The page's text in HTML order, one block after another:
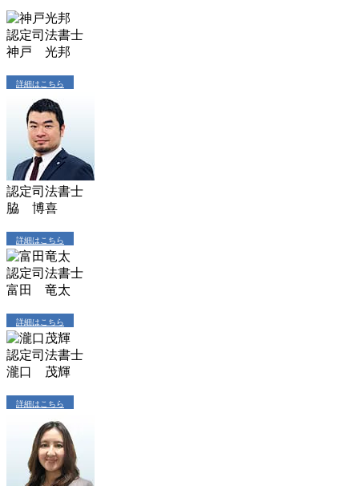
認定司法書士
神戸 光邦
詳細はこちら
認定司法書士
脇 博喜
詳細はこちら
認定司法書士
富田 竜太
詳細はこちら
認定司法書士
瀧口 茂輝
詳細はこちら